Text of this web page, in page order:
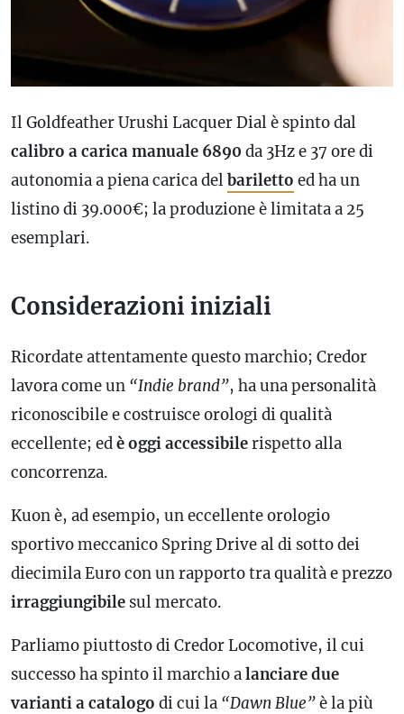
Il Goldfeather Urushi Lacquer Dial è spinto dal
calibro a carica manuale 6890 da 3Hz e 37 ore di
autonomia a piena carica delbariletto ed ha un
listino di 39.000€; la produzione è limitata a 25
esemplari.
Considerazioni iniziali
Ricordate attentamente questo marchio; Credor
lavora come un “Indie brand”, ha una personalità
riconoscibile e costruisce orologi di qualità
eccellente; edè oggi accessibilerispetto alla
concorrenza.
Kuon è, ad esempio, un eccellente orologio
sportivo meccanico Spring Drive al di sotto dei
diecimila Euro con un rapporto tra qualità e prezzo
irraggiungibile sul mercato.
Parliamo piuttosto di Credor Locomotive, il cui
successo ha spinto il marchio alanciare due
varianti a catalogo di cui la “Dawn Blue”è la più